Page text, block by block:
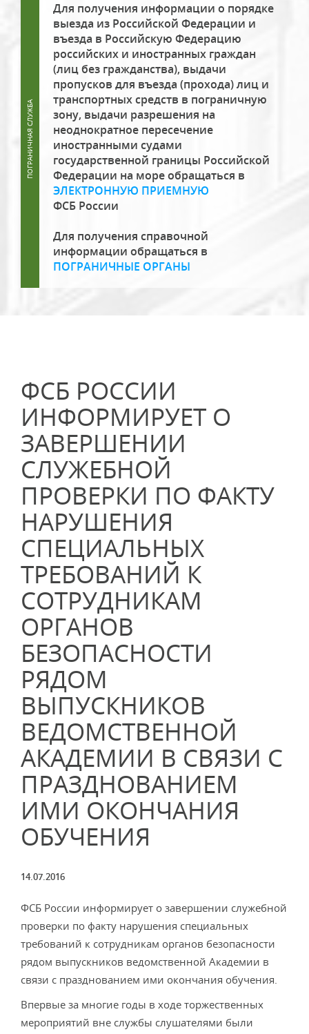
Для получения информации о порядке
выезда из Российской Федерации и
въезда в Российскую Федерацию
российских и иностранных граждан
(лиц без гражданства), выдачи
пропусков для въезда (прохода) лиц и
транспортных средств в пограничную
зону, выдачи разрешения на
неоднократное пересечение
иностранными судами
государственной границы Российской
Федерации на море обращаться в
ЭЛЕКТРОННУЮ ПРИЕМНУЮ
ФСБ России
Для получения справочной
информации обращаться в
ПОГРАНИЧНЫЕ ОРГАНЫ
ФСБ РОССИИ
ИНФОРМИРУЕТ О
ЗАВЕРШЕНИИ
СЛУЖЕБНОЙ
ПРОВЕРКИ ПО ФАКТУ
НАРУШЕНИЯ
СПЕЦИАЛЬНЫХ
ТРЕБОВАНИЙ К
СОТРУДНИКАМ
ОРГАНОВ
БЕЗОПАСНОСТИ
РЯДОМ
ВЫПУСКНИКОВ
ВЕДОМСТВЕННОЙ
АКАДЕМИИ В СВЯЗИ С
ПРАЗДНОВАНИЕМ
ИМИ ОКОНЧАНИЯ
ОБУЧЕНИЯ
14.07.2016
ФСБ России информирует о завершении служебной
проверки по факту нарушения специальных
требований к сотрудникам органов безопасности
рядом выпускников ведомственной Академии в
связи с празднованием ими окончания обучения.
Впервые за многие годы в ходе торжественных
мероприятий вне службы слушателями были